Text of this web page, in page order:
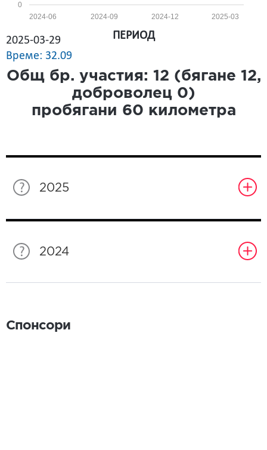
0
2025-03
2024-12
2024-09
2024-06
2025-03-29
Време: 32.09
ПЕРИОД
Общ бр. участия: 12 (бягане 12,
доброволец 0)
пробягани 60 километра
2025
2024
Спонсори